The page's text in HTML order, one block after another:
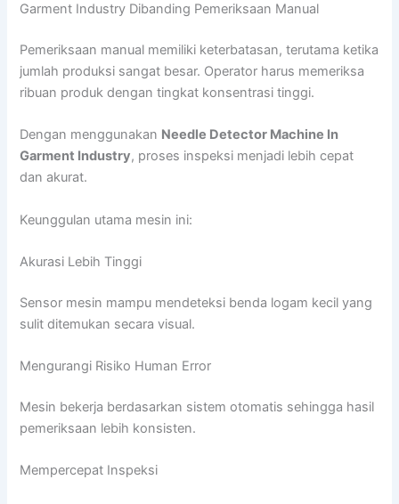
Garment Industry Dibanding Pemeriksaan Manual
Pemeriksaan manual memiliki keterbatasan, terutama ketika
jumlah produksi sangat besar. Operator harus memeriksa
ribuan produk dengan tingkat konsentrasi tinggi.
Dengan menggunakan Needle Detector Machine In
Garment Industry, proses inspeksi menjadi lebih cepat
dan akurat.
Keunggulan utama mesin ini:
Akurasi Lebih Tinggi
Sensor mesin mampu mendeteksi benda logam kecil yang
sulit ditemukan secara visual.
Mengurangi Risiko Human Error
Mesin bekerja berdasarkan sistem otomatis sehingga hasil
pemeriksaan lebih konsisten.
Mempercepat Inspeksi